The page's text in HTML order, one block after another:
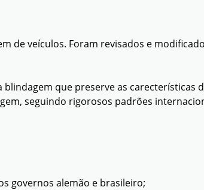
de veículos. Foram revisados e
que preserve as
seguindo rigorosos padrões
governos alemão e brasileiro;